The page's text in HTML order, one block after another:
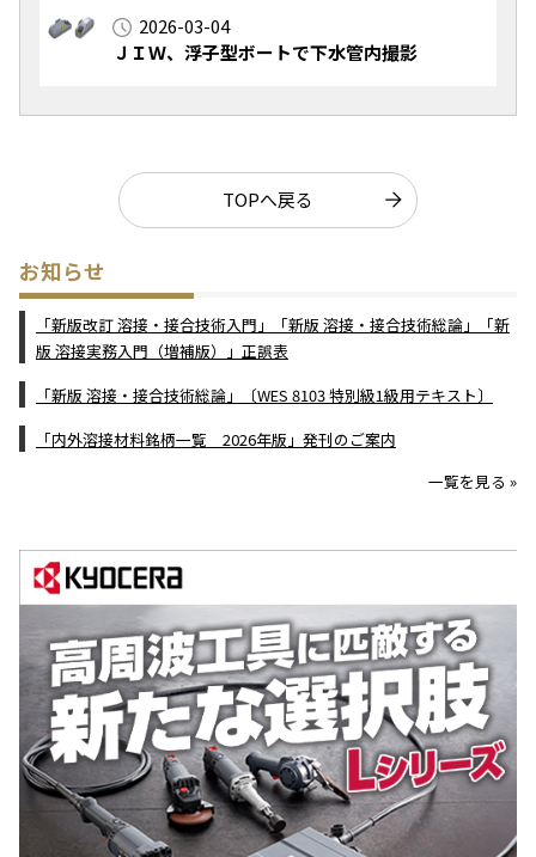
2026-03-04
ＪＩＷ、浮子型ボートで下水管内撮影
TOPへ戻る
お知らせ
「新版改訂 溶接・接合技術入門」「新版 溶接・接合技術総論」「新
版 溶接実務入門（増補版）」正誤表
「新版 溶接・接合技術総論」〔WES 8103 特別級1級用テキスト〕
「内外溶接材料銘柄一覧 2026年版」発刊のご案内
一覧を見る »